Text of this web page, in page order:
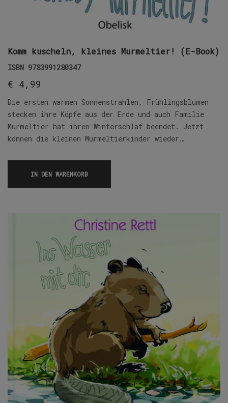
Komm kuscheln, kleines Murmeltier! (E-Book)
ISBN 9783991280347
€ 4,99
Die ersten warmen Sonnenstrahlen, Frühlingsblumen
stecken ihre Köpfe aus der Erde und auch Familie
Murmeltier hat ihren Winterschlaf beendet. Jetzt
können die kleinen Murmeltierkinder wieder…
IN DEN WARENKORB